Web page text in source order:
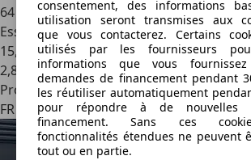
64 000 km
Essence
15,0 l/100 km (mixte)
2,8
Professionnel
FR 59310
consentement, des informations
utilisation seront transmises aux
que vous contacterez. Certains
utilisés par les fournisseurs
informations que vous
demandes de financement pendant
les réutiliser automatiquement
pour répondre à de nouvelles
financement. Sans ces
fonctionnalités étendues ne peuvent
tout ou en partie.